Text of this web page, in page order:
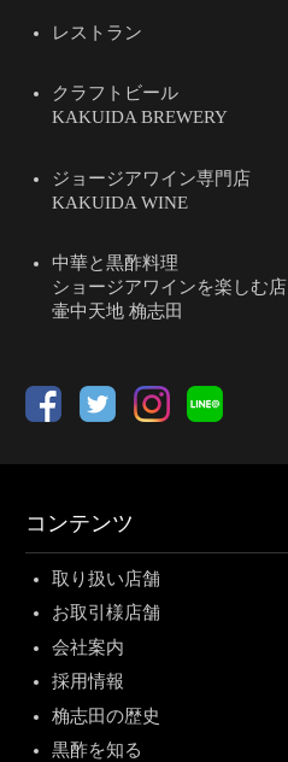
レストラン
クラフトビール
KAKUIDA BREWERY
ジョージアワイン専門店
KAKUIDA WINE
中華と黒酢料理
ショージアワインを楽しむ店
壷中天地 桷志田
コンテンツ
取り扱い店舗
お取引様店舗
会社案内
採用情報
桷志田の歴史
黒酢を知る